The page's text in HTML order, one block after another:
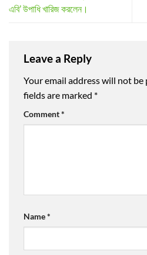
এবি’ উপাধি খারিজ করলেন।
Leave a Reply
Your email address will not be
fields are marked *
Comment*
Name*